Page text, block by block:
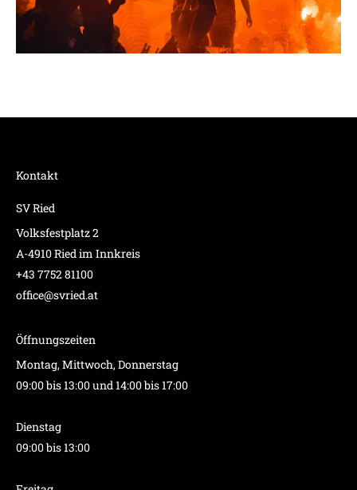
Kontakt
SV Ried
Volksfestplatz 2
A-4910 Ried im Innkreis
+43 7752 81100
office@svried.at
Öffnungszeiten
Montag, Mittwoch, Donnerstag
09:00 bis 13:00 und 14:00 bis 17:00
Dienstag
09:00 bis 13:00